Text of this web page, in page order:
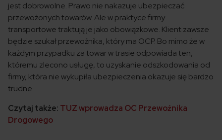
jest dobrowolne. Prawo nie nakazuje ubezpieczać
przewożonych towarów. Ale w praktyce firmy
transportowe traktują je jako obowiązkowe. Klient zawsze
będzie szukał przewoźnika, który ma OCP. Bo mimo że w
każdym przypadku za towar w trasie odpowiada ten,
któremu zlecono usługę, to uzyskanie odszkodowania od
firmy, która nie wykupiła ubezpieczenia okazuje się bardzo
trudne.
Czytaj także: TUZ wprowadza OC Przewoźnika
Drogowego